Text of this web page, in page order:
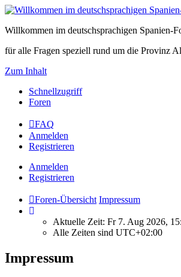
Willkommen im deutschsprachigen Spanien-
für alle Fragen speziell rund um die Provinz
Zum Inhalt
Schnellzugriff
Foren
FAQ
Anmelden
Registrieren
Anmelden
Registrieren
Foren-Übersicht Impressum
Aktuelle Zeit: Fr 7. Aug 2026,
Alle Zeiten sind UTC+02:00
Impressum